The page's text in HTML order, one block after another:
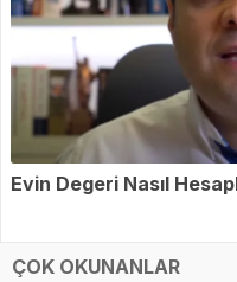
Evin Degeri Nasıl
ÇOK OKUNANLAR